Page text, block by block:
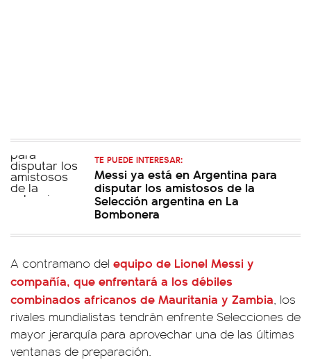
TE PUEDE INTERESAR:
Messi ya está en Argentina para
disputar los amistosos de la
Selección argentina en La
Bombonera
A contramano del equipo de Lionel Messi y
compañía, que enfrentará a los débiles
combinados africanos de Mauritania y Zambia, los
rivales mundialistas tendrán enfrente Selecciones de
mayor jerarquía para aprovechar una de las últimas
ventanas de preparación.